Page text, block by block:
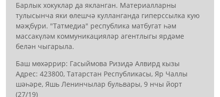
Барлык хокуклар да якланган. Материалларны
тулысынча яки өлешчә кулланганда гиперссылка кую
мәҗбүри. "Татмедиа" республика матбугат һәм
массакүләм коммуникацияләр агентлыгы ярдәме
белән чыгарыла.
Баш мөхәррир: Гасыймова Ризидә Алвирд кызы
Адрес: 423800, Татарстан Республикасы, Яр Чаллы
шәһәре, Яшь Ленинчылар бульвары, 9 нчы йорт
(27/19)